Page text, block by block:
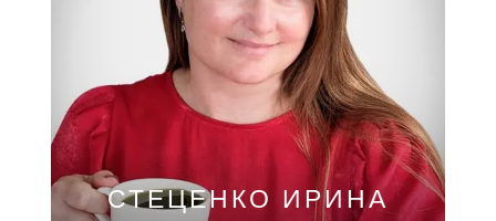
СТЕЦЕНКО ИРИНА